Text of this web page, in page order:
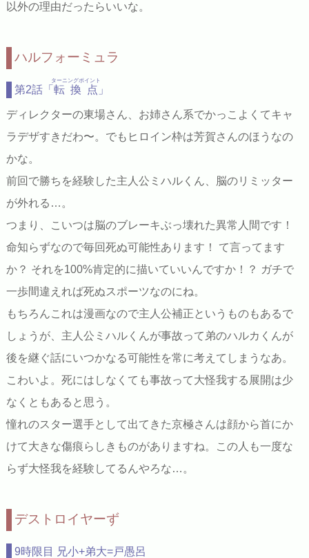
以外の理由だったらいいな。
ハルフォーミュラ
第2話「 転換点
ターニングポイント
」
ディレクターの東場さん、お姉さん系でかっこよくてキャ
ラデザすきだわ〜。でもヒロイン枠は芳賀さんのほうなの
かな。
前回で勝ちを経験した主人公ミハルくん、脳のリミッター
が外れる…。
つまり、こいつは脳のブレーキぶっ壊れた異常人間です！
命知らずなので毎回死ぬ可能性あります！ て言ってます
か？ それを100%肯定的に描いていいんですか！？ ガチで
一歩間違えれば死ぬスポーツなのにね。
もちろんこれは漫画なので主人公補正というものもあるで
しょうが、主人公ミハルくんが事故って弟のハルカくんが
後を継ぐ話にいつかなる可能性を常に考えてしまうなあ。
こわいよ。死にはしなくても事故って大怪我する展開は少
なくともあると思う。
憧れのスター選手として出てきた京極さんは顔から首にか
けて大きな傷痕らしきものがありますね。この人も一度な
らず大怪我を経験してるんやろな…。
デストロイヤーず
9時限目 兄小+弟大=戸愚呂